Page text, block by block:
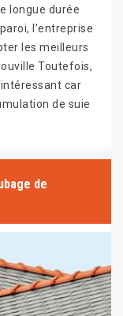
longue durée
l’entreprise
les meilleurs
Toutefois,
car
de suie
de